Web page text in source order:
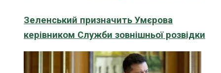
Зеленський призначить Умєрова
керівником Служби зовнішньої розвідки